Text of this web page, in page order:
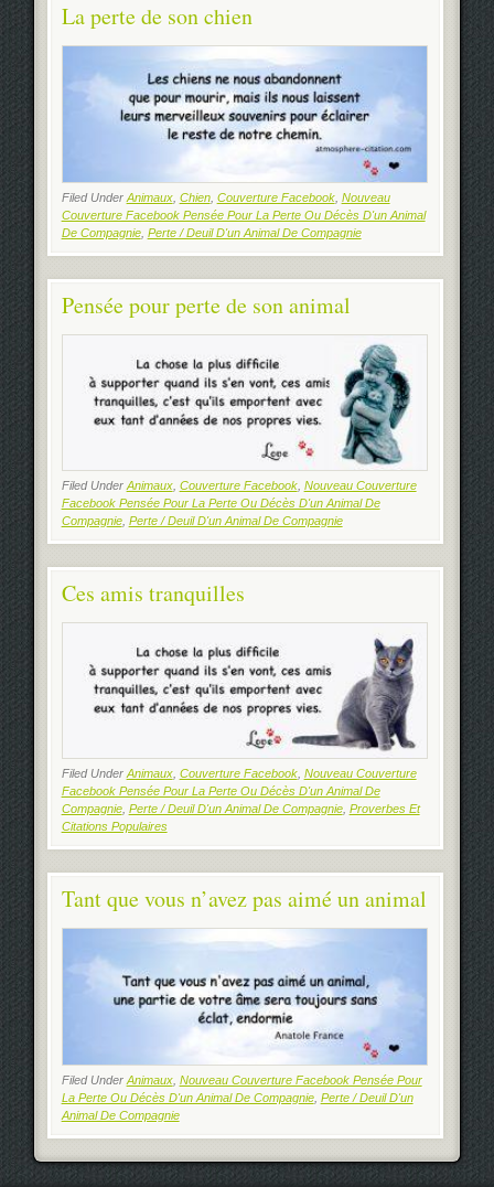
La perte de son chien
Filed Under Animaux, Chien, Couverture Facebook, Nouveau
Couverture Facebook Pensée Pour La Perte Ou Décès D'un Animal
De Compagnie, Perte / Deuil D'un Animal De Compagnie
Pensée pour perte de son animal
Filed Under Animaux, Couverture Facebook, Nouveau Couverture
Facebook Pensée Pour La Perte Ou Décès D'un Animal De
Compagnie, Perte / Deuil D'un Animal De Compagnie
Ces amis tranquilles
Filed Under Animaux, Couverture Facebook, Nouveau Couverture
Facebook Pensée Pour La Perte Ou Décès D'un Animal De
Compagnie, Perte / Deuil D'un Animal De Compagnie, Proverbes Et
Citations Populaires
Tant que vous n’avez pas aimé un animal
Filed Under Animaux, Nouveau Couverture Facebook Pensée Pour
La Perte Ou Décès D'un Animal De Compagnie, Perte / Deuil D'un
Animal De Compagnie